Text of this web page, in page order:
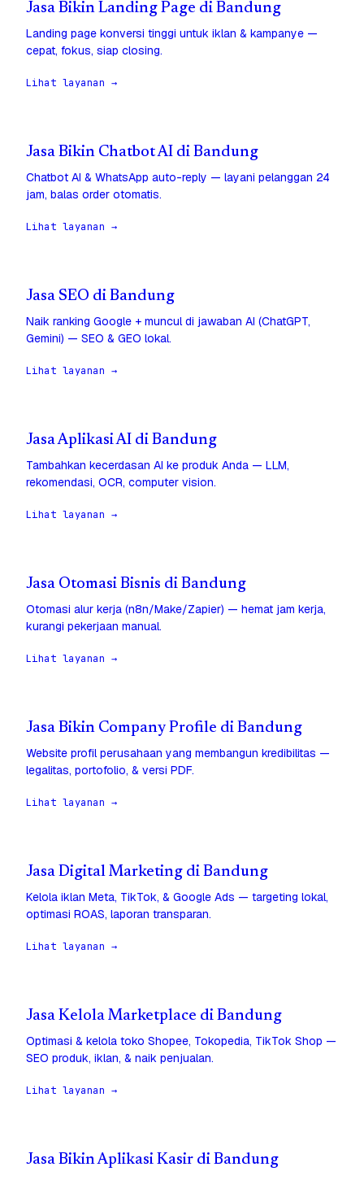
Jasa Bikin Landing Page di Bandung
Landing page konversi tinggi untuk iklan & kampanye —
cepat, fokus, siap closing.
Lihat layanan →
Jasa Bikin Chatbot AI di Bandung
Chatbot AI & WhatsApp auto-reply — layani pelanggan 24
jam, balas order otomatis.
Lihat layanan →
Jasa SEO di Bandung
Naik ranking Google + muncul di jawaban AI (ChatGPT,
Gemini) — SEO & GEO lokal.
Lihat layanan →
Jasa Aplikasi AI di Bandung
Tambahkan kecerdasan AI ke produk Anda — LLM,
rekomendasi, OCR, computer vision.
Lihat layanan →
Jasa Otomasi Bisnis di Bandung
Otomasi alur kerja (n8n/Make/Zapier) — hemat jam kerja,
kurangi pekerjaan manual.
Lihat layanan →
Jasa Bikin Company Profile di Bandung
Website profil perusahaan yang membangun kredibilitas —
legalitas, portofolio, & versi PDF.
Lihat layanan →
Jasa Digital Marketing di Bandung
Kelola iklan Meta, TikTok, & Google Ads — targeting lokal,
optimasi ROAS, laporan transparan.
Lihat layanan →
Jasa Kelola Marketplace di Bandung
Optimasi & kelola toko Shopee, Tokopedia, TikTok Shop —
SEO produk, iklan, & naik penjualan.
Lihat layanan →
Jasa Bikin Aplikasi Kasir di Bandung